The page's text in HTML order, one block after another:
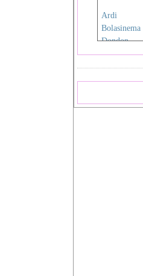
Ardi
Bolasinema
Dondon
Eida
Feng Man
Ironman